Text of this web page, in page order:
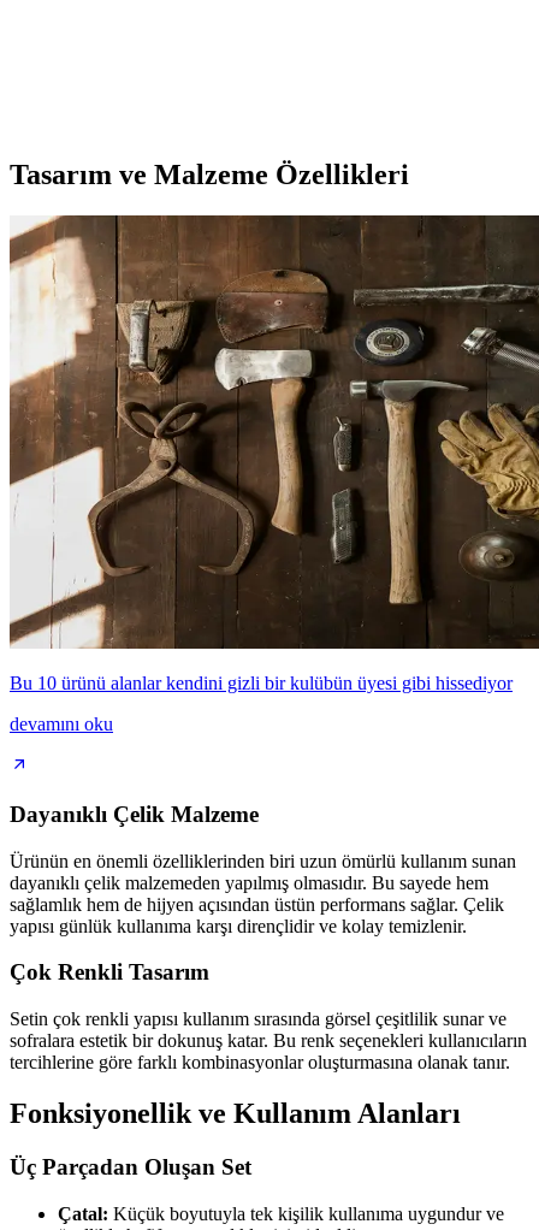
Tasarım ve Malzeme Özellikleri
Bu 10 ürünü alanlar kendini gizli bir kulübün üyesi gibi hissediyor
devamını oku
Dayanıklı Çelik Malzeme
Ürünün en önemli özelliklerinden biri uzun ömürlü kullanım sunan
dayanıklı çelik malzemeden yapılmış olmasıdır. Bu sayede hem
sağlamlık hem de hijyen açısından üstün performans sağlar. Çelik
yapısı günlük kullanıma karşı dirençlidir ve kolay temizlenir.
Çok Renkli Tasarım
Setin çok renkli yapısı kullanım sırasında görsel çeşitlilik sunar ve
sofralara estetik bir dokunuş katar. Bu renk seçenekleri kullanıcıların
tercihlerine göre farklı kombinasyonlar oluşturmasına olanak tanır.
Fonksiyonellik ve Kullanım Alanları
Üç Parçadan Oluşan Set
Çatal: Küçük boyutuyla tek kişilik kullanıma uygundur ve